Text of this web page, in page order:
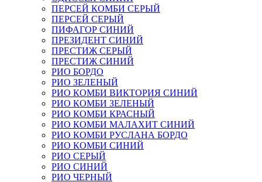
ПЕРСЕЙ КОМБИ СЕРЫЙ
ПЕРСЕЙ СЕРЫЙ
ПИФАГОР СИНИЙ
ПРЕЗИДЕНТ СИНИЙ
ПРЕСТИЖ СЕРЫЙ
ПРЕСТИЖ СИНИЙ
РИО БОРДО
РИО ЗЕЛЕНЫЙ
РИО КОМБИ ВИКТОРИЯ СИНИЙ
РИО КОМБИ ЗЕЛЕНЫЙ
РИО КОМБИ КРАСНЫЙ
РИО КОМБИ МАЛАХИТ СИНИЙ
РИО КОМБИ РУСЛАНА БОРДО
РИО КОМБИ СИНИЙ
РИО СЕРЫЙ
РИО СИНИЙ
РИО ЧЕРНЫЙ